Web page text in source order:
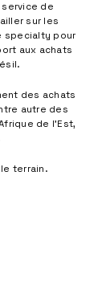
de
sur les
specialty pour
aux achats
des achats
autre des
de l’Est,
terrain.